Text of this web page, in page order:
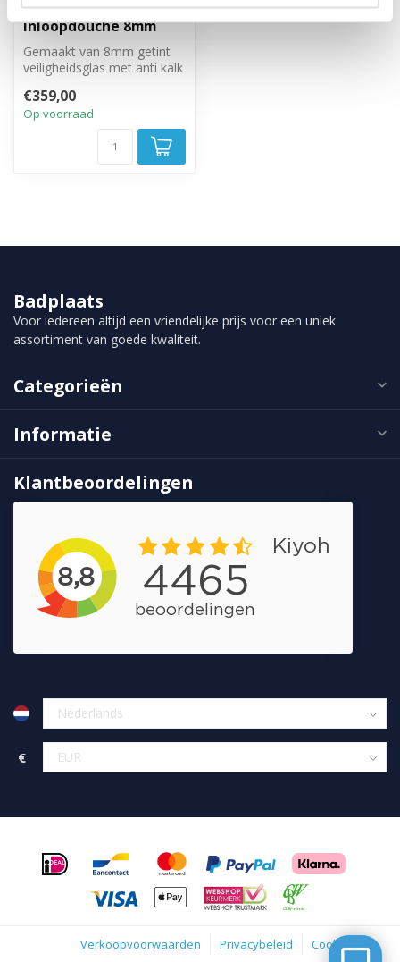
rookglas -
inloopdouche 8mm
Gemaakt van 8mm getint
veiligheidsglas met anti kalk
€359,00
Op voorraad
Badplaats
Voor iedereen altijd een vriendelijke prijs voor een uniek
assortiment van goede kwaliteit.
Categorieën
Informatie
Klantbeoordelingen
€
Verkoopvoorwaarden Privacybeleid Cookies